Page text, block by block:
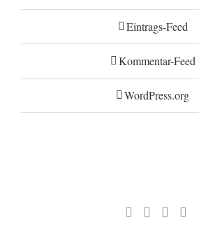
Eintrags-Feed
Kommentar-Feed
WordPress.org